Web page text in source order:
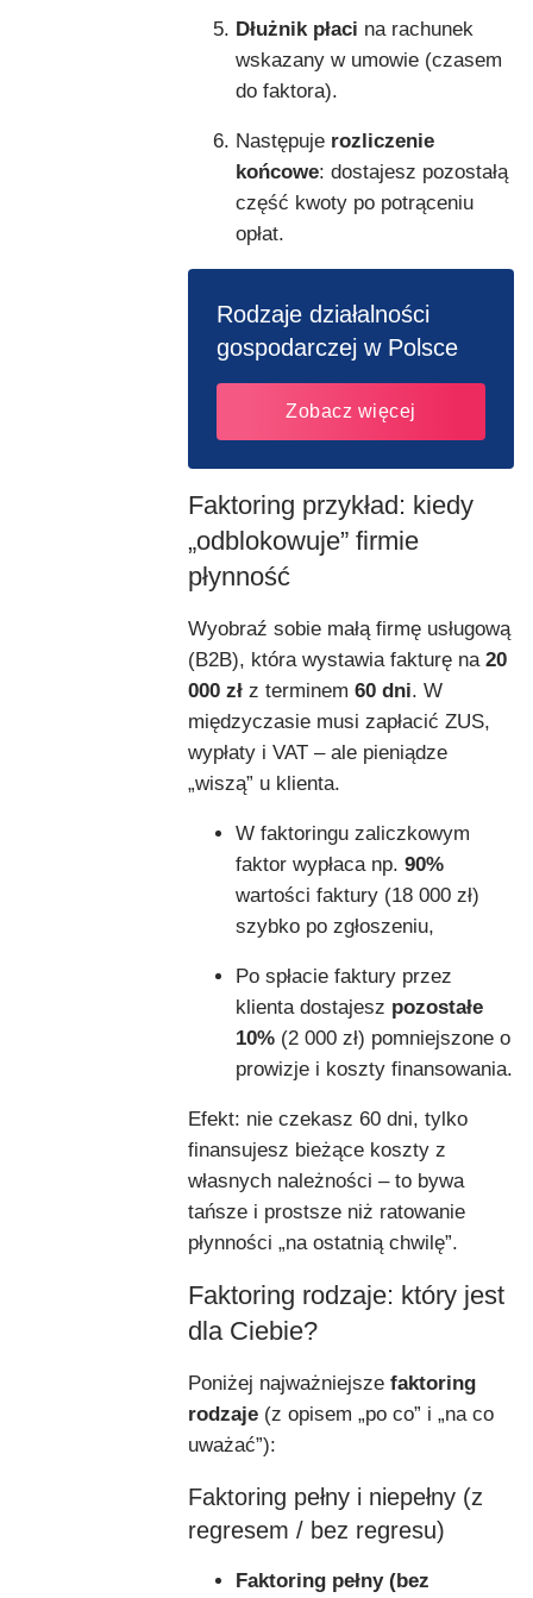
Dłużnik płaci na rachunek
wskazany w umowie (czasem
do faktora).
Następuje rozliczenie
końcowe: dostajesz pozostałą
część kwoty po potrąceniu
opłat.
Rodzaje działalności
gospodarczej w Polsce
Zobacz więcej
Faktoring przykład: kiedy
„odblokowuje” firmie
płynność
Wyobraź sobie małą firmę usługową
(B2B), która wystawia fakturę na 20
000 zł z terminem 60 dni. W
międzyczasie musi zapłacić ZUS,
wypłaty i VAT – ale pieniądze
„wiszą” u klienta.
W faktoringu zaliczkowym
faktor wypłaca np. 90%
wartości faktury (18 000 zł)
szybko po zgłoszeniu,
Po spłacie faktury przez
klienta dostajesz pozostałe
10% (2 000 zł) pomniejszone o
prowizje i koszty finansowania.
Efekt: nie czekasz 60 dni, tylko
finansujesz bieżące koszty z
własnych należności – to bywa
tańsze i prostsze niż ratowanie
płynności „na ostatnią chwilę”.
Faktoring rodzaje: który jest
dla Ciebie?
Poniżej najważniejsze faktoring
rodzaje (z opisem „po co” i „na co
uważać”):
Faktoring pełny i niepełny (z
regresem / bez regresu)
Faktoring pełny (bez